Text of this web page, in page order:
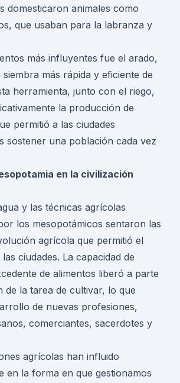
domesticaron animales como
que usaban para la labranza y
más influyentes fue el arado,
más rápida y eficiente de
herramienta, junto con el riego,
la producción de
permitió a las ciudades
sostener una población cada vez
en la civilización
y las técnicas agrícolas
los mesopotámicos sentaron las
agrícola que permitió el
ciudades. La capacidad de
de alimentos liberó a parte
de la tarea de cultivar, lo que
de nuevas profesiones,
comerciantes, sacerdotes y
agrícolas han influido
en la forma en que gestionamos